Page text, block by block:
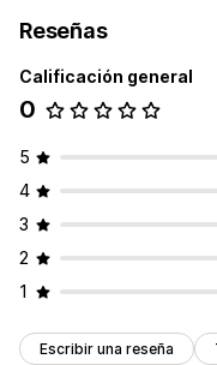
Reseñas
Calificación general
0
5
4
3
2
1
Escribir una reseña